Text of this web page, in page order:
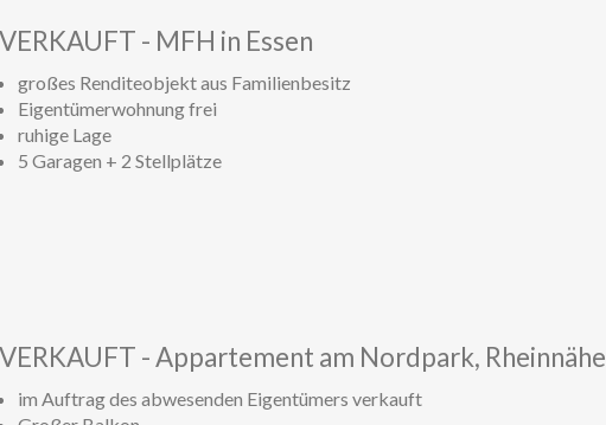
VERKAUFT - MFH in Essen
großes Renditeobjekt aus Familienbesitz
Eigentümerwohnung frei
ruhige Lage
5 Garagen + 2 Stellplätze
VERKAUFT - Appartement am Nordpark, Rheinnähe
im Auftrag des abwesenden Eigentümers verkauft